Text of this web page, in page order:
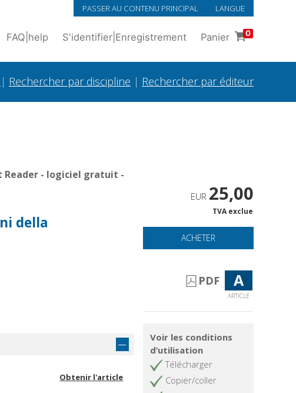
PASSER AU CONTENU PRINCIPAL LANGUE
FAQ help S'identifier Enregistrement Panier 0
| Rechercher par discipline | Rechercher par éditeur
Reader - logiciel gratuit -
della
Obtenir l'article
EUR 25,00
TVA exclue
ACHETER
PDF A
ARTICLE
Voir les conditions
d’utilisation
Télécharger
Copier/coller